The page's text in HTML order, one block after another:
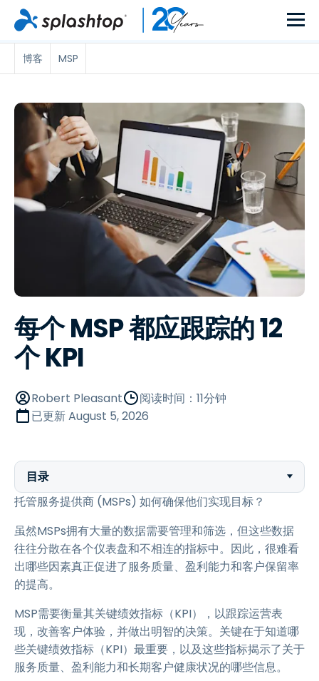
博客 MSP
每个 MSP 都应跟踪的 12
个 KPI
Robert Pleasant
阅读时间：11分钟
已更新August 5, 2026
目录
托管服务提供商 (MSPs) 如何确保他们实现目标？
虽然MSPs拥有大量的数据需要管理和筛选，但这些数据
往往分散在各个仪表盘和不相连的指标中。因此，很难看
出哪些因素真正促进了服务质量、盈利能力和客户保留率
的提高。
MSP需要衡量其关键绩效指标（KPI），以跟踪运营表
现，改善客户体验，并做出明智的决策。关键在于知道哪
些关键绩效指标（KPI）最重要，以及这些指标揭示了关于
服务质量、盈利能力和长期客户健康状况的哪些信息。